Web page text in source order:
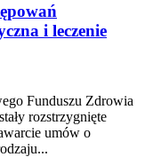
i leczenie
Funduszu Zdrowia
rozstrzygnięte
umów o